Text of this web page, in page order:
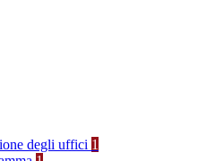
degli uffici 1